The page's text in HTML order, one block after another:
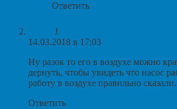
Ответить
1
14.03.2018 в 17:03
Ну разок то его в воздухе можно
дернуть, чтобы увидеть что насос
работу в воздухе правильно сказали.
Ответить